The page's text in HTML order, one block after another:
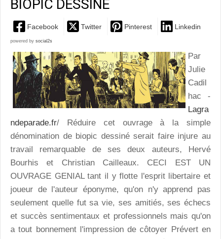
BIOPIC DESSINE
Facebook Twitter Pinterest Linkedin
powered by social2s
Par
Julie
Cadil
hac -
Lagra
ndeparade.fr/ Réduire cet ouvrage à la simple
dénomination de biopic dessiné serait faire injure au
travail remarquable de ses deux auteurs, Hervé
Bourhis et Christian Cailleaux. CECI EST UN
OUVRAGE GENIAL tant il y flotte l'esprit libertaire et
joueur de l'auteur éponyme, qu'on n'y apprend pas
seulement quelle fut sa vie, ses amitiés, ses échecs
et succès sentimentaux et professionnels mais qu'on
a tout bonnement l'impression de côtoyer Prévert en